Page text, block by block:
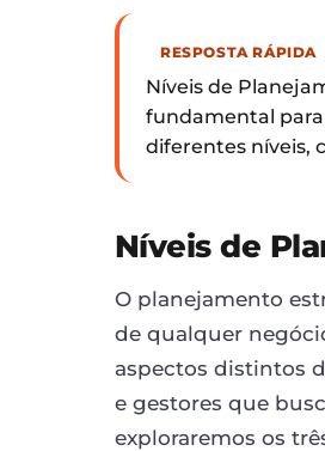
RESPOSTA RÁPIDA
Níveis de
fundamental para
diferentes níveis,
Níveis de
O planejamento
de qualquer
aspectos distintos
e gestores que
exploraremos os